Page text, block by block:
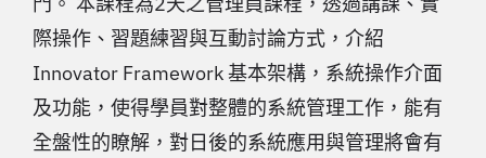
際操作、習題練習與互動討論方式，介紹
Innovator Framework 基本架構，系統操作介面
及功能，使得學員對整體的系統管理工作，能有
全盤性的瞭解，對日後的系統應用與管理將會有